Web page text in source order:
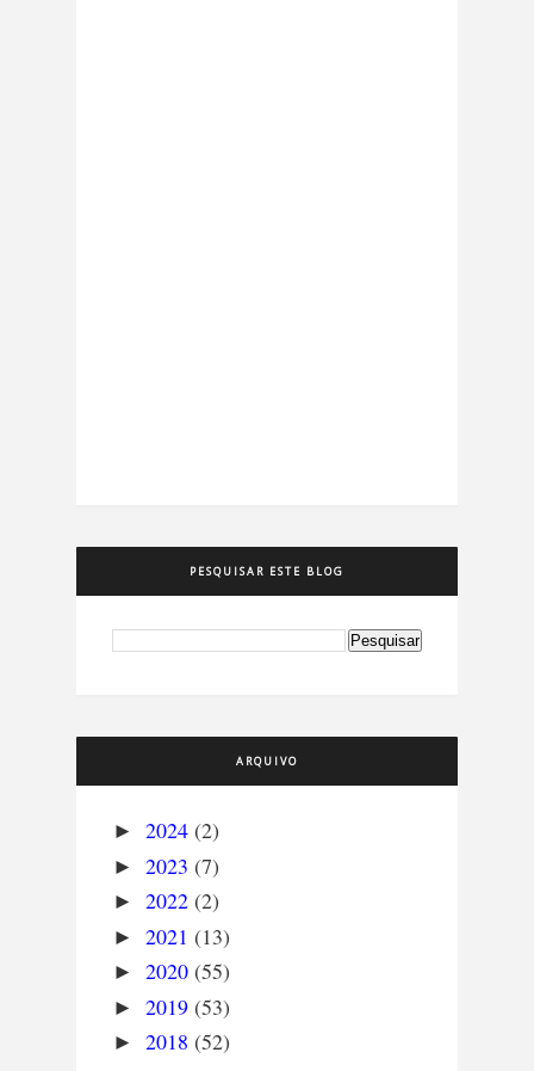
PESQUISAR ESTE BLOG
ARQUIVO
► 2024 (2)
► 2023 (7)
► 2022 (2)
► 2021 (13)
► 2020 (55)
► 2019 (53)
► 2018 (52)